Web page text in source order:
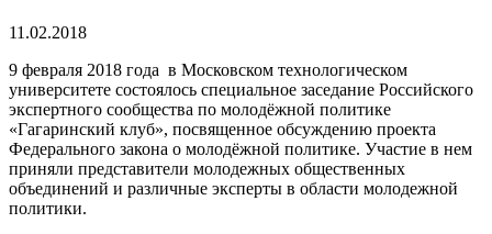
11.02.2018
9 февраля 2018 года в Московском технологическом
университете состоялось специальное заседание Российского
экспертного сообщества по молодёжной политике
«Гагаринский клуб», посвященное обсуждению проекта
Федерального закона о молодёжной политике. Участие в нем
приняли представители молодежных общественных
объединений и различные эксперты в области молодежной
политики.